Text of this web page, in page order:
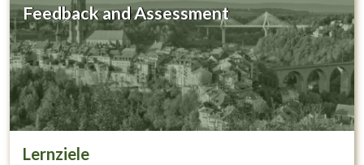
Feedback and Assessment
Lernziele